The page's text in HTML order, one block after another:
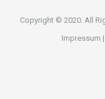
Copyright © 2020. All
Impressum |